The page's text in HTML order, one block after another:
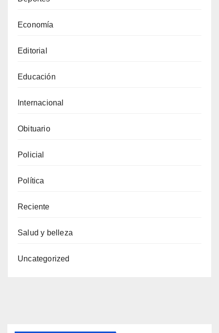
Economía
Editorial
Educación
Internacional
Obituario
Policial
Política
Reciente
Salud y belleza
Uncategorized